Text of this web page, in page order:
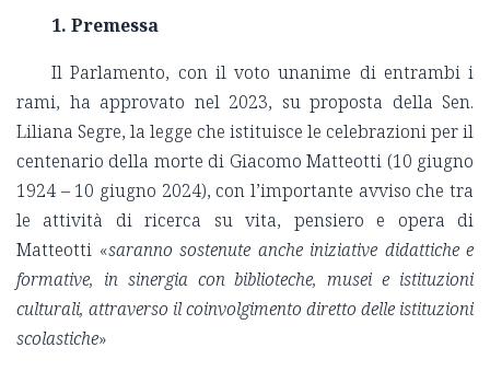
1. Premessa
Il Parlamento, con il voto unanime di entrambi i
rami, ha approvato nel 2023, su proposta della Sen.
Liliana Segre, la legge che istituisce le celebrazioni per il
centenario della morte di Giacomo Matteotti (10 giugno
1924 – 10 giugno 2024), con l’importante avviso che tra
le attività di ricerca su vita, pensiero e opera di
Matteotti «saranno sostenute anche iniziative didattiche e
formative, in sinergia con biblioteche, musei e istituzioni
culturali, attraverso il coinvolgimento diretto delle istituzioni
scolastiche»